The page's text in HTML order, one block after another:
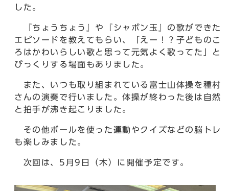
した。
『ちょうちょう』や『シャボン玉』の歌ができた
エピソードを教えてもらい、「えー！？子どものこ
ろはかわいらしい歌と思って元気よく歌ってた」と
びっくりする場面もありました。
また、いつも取り組まれている富士山体操を種村
さんの演奏で行いました。体操が終わった後は自然
と拍手が沸き起こりました。
その他ボールを使った運動やクイズなどの脳トレ
も楽しみました。
次回は、5月9日（木）に開催予定です。